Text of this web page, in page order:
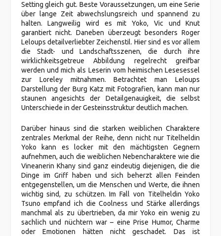
Setting gleich gut. Beste Voraussetzungen, um eine Serie
über lange Zeit abwechslungsreich und spannend zu
halten. Langweilig wird es mit Yoko, Vic und Knut
garantiert nicht. Daneben überzeugt besonders Roger
Leloups detailverliebter Zeichenstil. Hier sind es vor allem
die Stadt- und Landschaftsszenen, die durch ihre
wirklichkeitsgetreue Abbildung regelrecht greifbar
werden und mich als Leserin vom heimischen Lesesessel
zur Loreley mitnahmen. Betrachtet man Leloups
Darstellung der Burg Katz mit Fotografien, kann man nur
staunen angesichts der Detailgenauigkeit, die selbst
Unterschiede in der Gesteinsstruktur deutlich machen.
Darüber hinaus sind die starken weiblichen Charaktere
zentrales Merkmal der Reihe, denn nicht nur Titelheldin
Yoko kann es locker mit den mächtigsten Gegnern
aufnehmen, auch die weiblichen Nebencharaktere wie die
Vineanerin Khany sind ganz eindeutig diejenigen, die die
Dinge im Griff haben und sich beherzt allen Feinden
entgegenstellen, um die Menschen und Werte, die ihnen
wichtig sind, zu schützen. Im Fall von Titelheldin Yoko
Tsuno empfand ich die Coolness und Stärke allerdings
manchmal als zu übertrieben, da mir Yoko ein wenig zu
sachlich und nüchtern war – eine Prise Humor, Charme
oder Emotionen hätten nicht geschadet. Das ist